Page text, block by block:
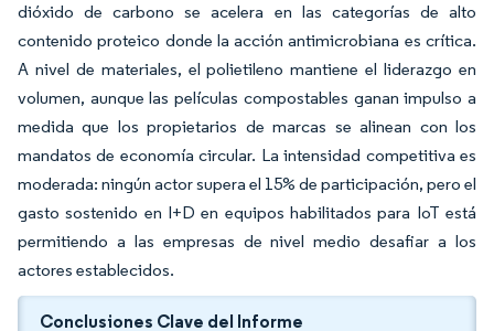
dióxido de carbono se acelera en las categorías de alto
contenido proteico donde la acción antimicrobiana es crítica.
A nivel de materiales, el polietileno mantiene el liderazgo en
volumen, aunque las películas compostables ganan impulso a
medida que los propietarios de marcas se alinean con los
mandatos de economía circular. La intensidad competitiva es
moderada: ningún actor supera el 15% de participación, pero el
gasto sostenido en I+D en equipos habilitados para IoT está
permitiendo a las empresas de nivel medio desafiar a los
actores establecidos.
Conclusiones Clave del Informe